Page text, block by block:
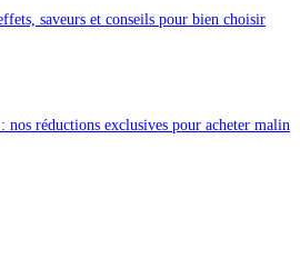
saveurs et conseils pour bien choisir
nos réductions exclusives pour acheter malin